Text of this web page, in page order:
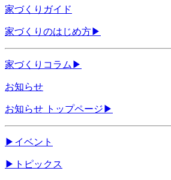
家づくりガイド
家づくりのはじめ方▶
家づくりコラム ▶
お知らせ
お知らせ トップページ ▶
▶ イベント
▶ トピックス